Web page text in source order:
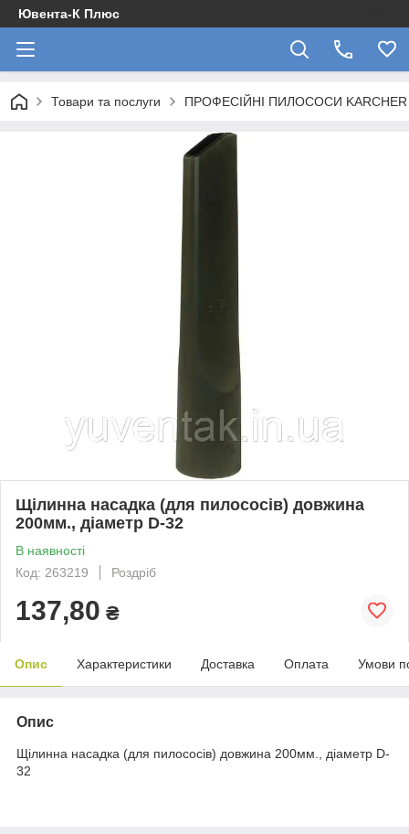
Ювента-К Плюс
Товари та послуги ПРОФЕСІЙНІ ПИЛОСОСИ KARCHER
Щілинна насадка (для пилососів) довжина
200мм., діаметр D-32
В наявності
Код: 263219
Роздріб
137,80 ₴
Опис Характеристики Доставка Оплата Умови
Опис
Щілинна насадка (для пилососів) довжина 200мм., діаметр D-
32